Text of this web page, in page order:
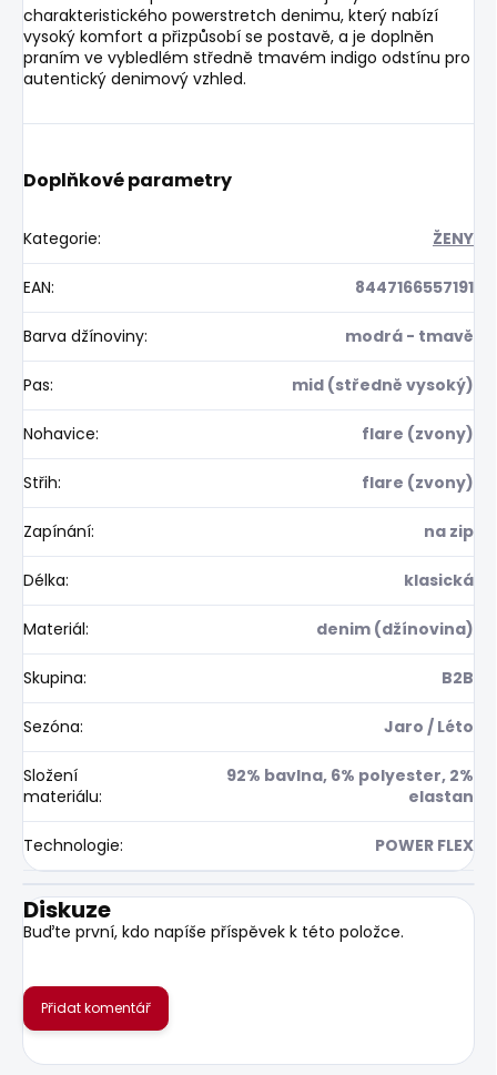
charakteristického powerstretch denimu, který nabízí
vysoký komfort a přizpůsobí se postavě, a je doplněn
praním ve vybledlém středně tmavém indigo odstínu pro
autentický denimový vzhled.
Doplňkové parametry
Kategorie: ŽENY
EAN: 8447166557191
Barva džínoviny: modrá - tmavě
Pas: mid (středně vysoký)
Nohavice: flare (zvony)
Střih: flare (zvony)
Zapínání: na zip
Délka: klasická
Materiál: denim (džínovina)
Skupina: B2B
Sezóna: Jaro / Léto
Složení
materiálu:
92% bavlna, 6% polyester, 2%
elastan
Technologie: POWER FLEX
Diskuze
Buďte první, kdo napíše příspěvek k této položce.
Přidat komentář